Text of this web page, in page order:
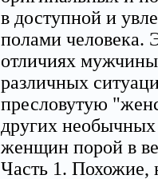
в доступной и
полами человека.
отличиях
различных
пресловутую
других
женщин порой в
Часть 1. Похожие,